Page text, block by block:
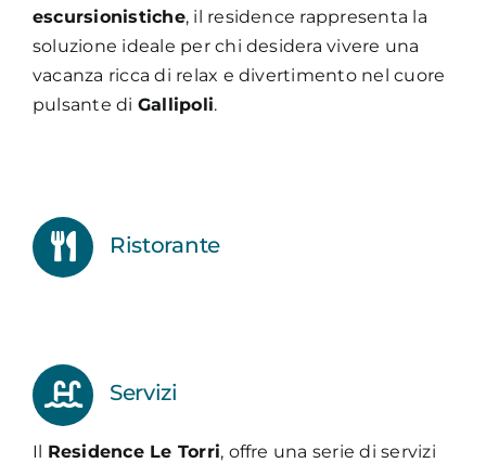
escursionistiche, il residence rappresenta la
soluzione ideale per chi desidera vivere una
vacanza ricca di relax e divertimento nel cuore
pulsante di Gallipoli.
Ristorante
Servizi
Il Residence Le Torri, offre una serie di servizi